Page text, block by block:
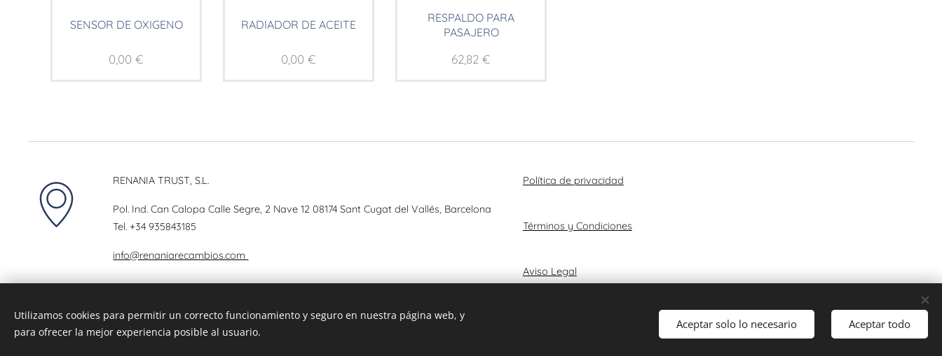
SENSOR DE OXIGENO
0,00 €
RADIADOR DE ACEITE
0,00 €
RESPALDO PARA
PASAJERO
62,82 €
RENANIA TRUST, S.L.
Pol. Ind. Can Calopa Calle Segre, 2 Nave 12 08174 Sant Cugat del Vallés, Barcelona
Tel.+34 935843185
info@renaniarecambios.com
Política de privacidad
Términos y Condiciones
Aviso Legal
Utilizamos cookies para permitir un correcto funcionamiento y seguro en nuestra página web, y
para ofrecer la mejor experiencia posible al usuario.
Aceptar solo lo necesario Aceptar todo